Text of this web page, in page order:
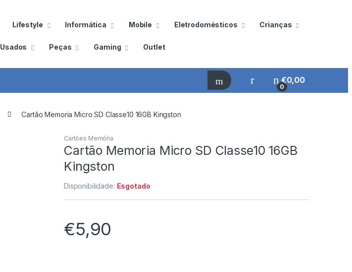
Lifestyle Informática Mobile Eletrodomésticos Crianças
Usados Peças Gaming Outlet
0
€0,00
Cartão Memoria Micro SD Classe10 16GB Kingston
Cartões Memória
Cartão Memoria Micro SD Classe10 16GB
Kingston
Disponibilidade: Esgotado
€5,90